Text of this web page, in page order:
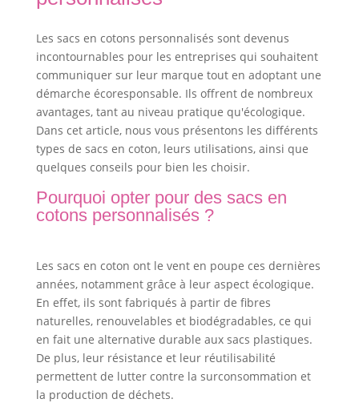
Les sacs en cotons personnalisés sont devenus
incontournables pour les entreprises qui souhaitent
communiquer sur leur marque tout en adoptant une
démarche écoresponsable. Ils offrent de nombreux
avantages, tant au niveau pratique qu'écologique.
Dans cet article, nous vous présentons les différents
types de sacs en coton, leurs utilisations, ainsi que
quelques conseils pour bien les choisir.
Pourquoi opter pour des sacs en
cotons personnalisés ?
Les sacs en coton ont le vent en poupe ces dernières
années, notamment grâce à leur aspect écologique.
En effet, ils sont fabriqués à partir de fibres
naturelles, renouvelables et biodégradables, ce qui
en fait une alternative durable aux sacs plastiques.
De plus, leur résistance et leur réutilisabilité
permettent de lutter contre la surconsommation et
la production de déchets.